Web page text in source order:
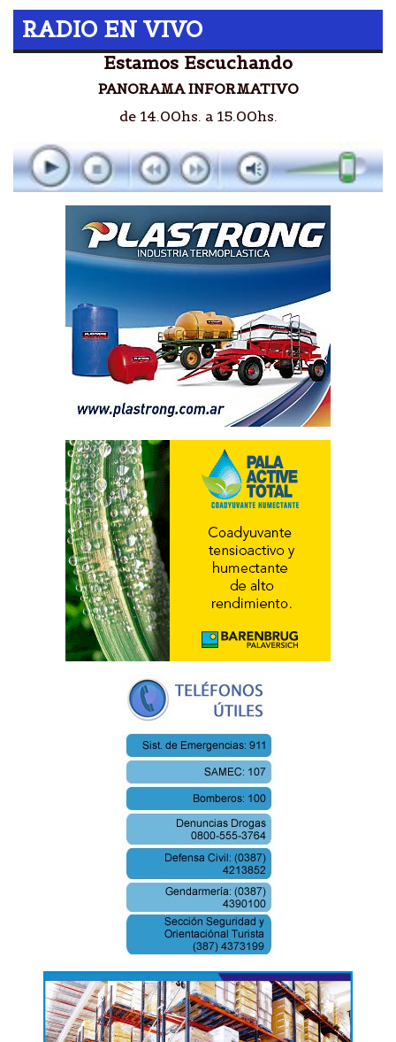
RADIO EN VIVO
Estamos Escuchando
PANORAMA INFORMATIVO
de 14.00hs. a 15.00hs.